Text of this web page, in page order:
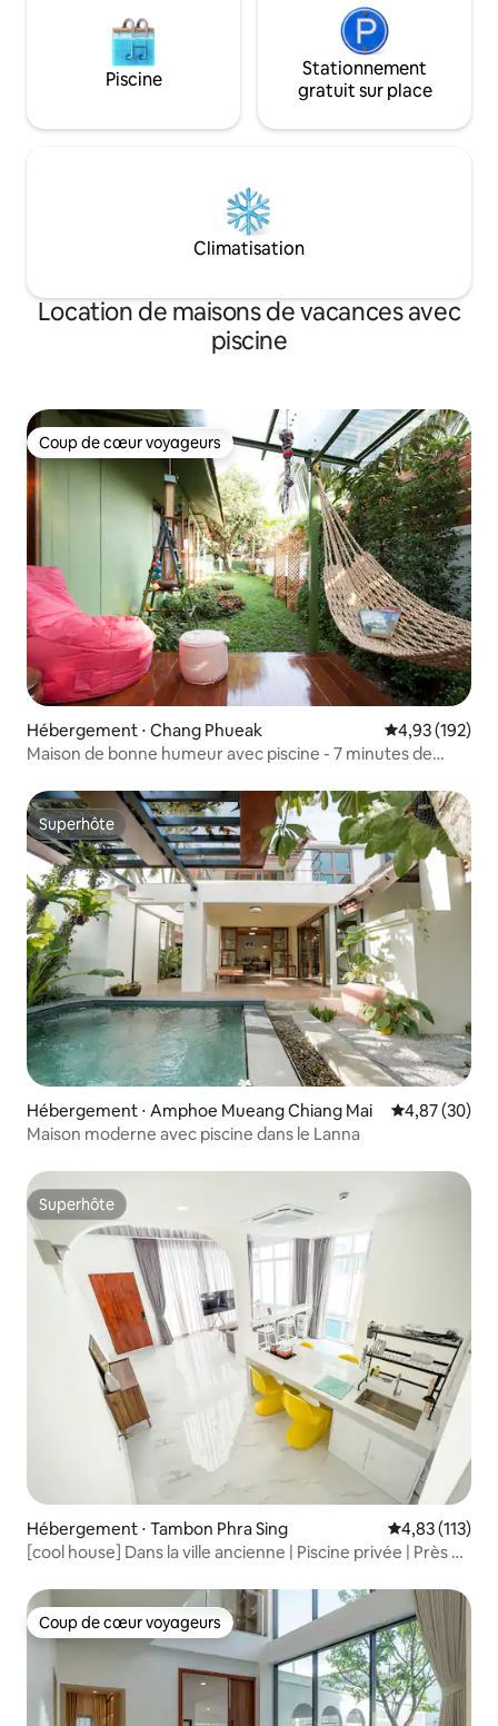
lave-linge, un sèche-linge, des
casseroles et de la vaisselle, tout est prêt
pour que vous puissiez cuisiner vos
propres repas.La maison est à 50 m du 7-
11, à 500 m de l'Université de Chiang Mai,
à 8 km de l'aéroport, à 1,2 km du marché,
surface habitable de 300 m², d'une
piscine extérieure de 8,4 x 3,4 m, d'un
garage et d'un jardin de 480 m².Il y a une
nounou pour nettoyer
un espace de
salle de bain
Piscine
Stationnement
gratuit sur place
Climatisation
Location de maisons de vacances avec
piscine
Coup de cœur voyageurs
Coup de cœur voyageurs
Hébergement ⋅ Chang Phueak Évaluation
4,93 (192)
Maison de bonne humeur avec piscine - 7 minutes de
Superhôte
Superhôte
Hébergement ⋅ Amphoe Mueang Chiang Mai Évaluation
4,87 (30)
Maison moderne avec piscine dans le Lanna
Superhôte
Superhôte
Hébergement ⋅ Tambon Phra Sing Évaluation
4,83 (113)
[cool house] Dans la ville ancienne | Piscine privée | Près de
Coup de cœur voyageurs
Coup de cœur voyageurs